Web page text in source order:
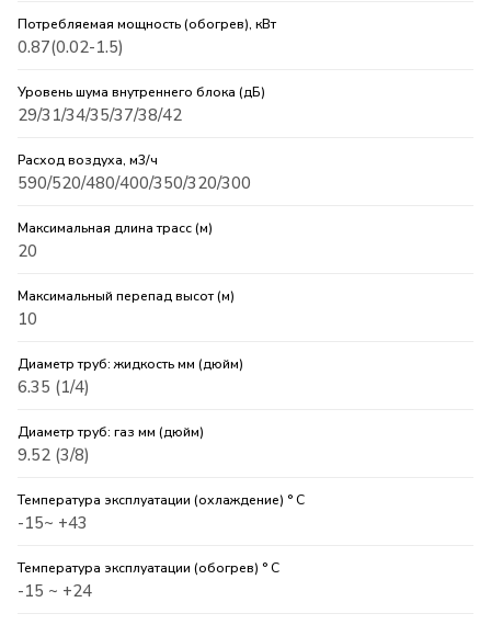
Потребляемая мощность (обогрев), кВт
0.87(0.02-1.5)
Уровень шума внутреннего блока (дБ)
29/31/34/35/37/38/42
Расход воздуха, м3/ч
590/520/480/400/350/320/300
Максимальная длина трасс (м)
20
Максимальный перепад высот (м)
10
Диаметр труб: жидкость мм (дюйм)
6.35 (1/4)
Диаметр труб: газ мм (дюйм)
9.52 (3/8)
Температура эксплуатации (охлаждение) ° C
-15~ +43
Температура эксплуатации (обогрев) ° C
-15 ~ +24